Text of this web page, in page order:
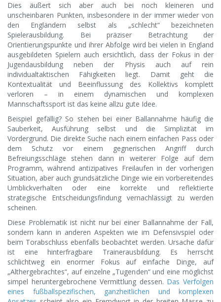
Dies äußert sich aber auch bei noch kleineren und
unscheinbaren Punkten, insbesondere in der immer wieder von
den Engländern selbst als „schlecht“ bezeichneten
Spielerausbildung. Bei präziser Betrachtung der
Orientierungspunkte und ihrer Abfolge wird bei vielen in England
ausgebildeten Spielern auch ersichtlich, dass der Fokus in der
Jugendausbildung neben der Physis auch auf rein
individualtaktischen Fähigkeiten liegt. Damit geht die
Kontextualität und Beeinflussung des Kollektivs komplett
verloren – in einem dynamischen und komplexen
Mannschaftssport ist das keine allzu gute Idee.
Beispiel gefällig? So stehen bei einer Ballannahme häufig die
Sauberkeit, Ausführung selbst und die Simplizität im
Vordergrund. Die direkte Suche nach einem einfachen Pass oder
dem Schutz vor einem gegnerischen Angriff durch
Befreiungsschläge stehen dann in weiterer Folge auf dem
Programm, während antizipatives Freilaufen in der vorherigen
Situation, aber auch grundsätzliche Dinge wie ein vorbereitendes
Umblickverhalten oder eine korrekte und reflektierte
strategische Entscheidungsfindung vernachlässigt zu werden
scheinen.
Diese Problematik ist nicht nur bei einer Ballannahme der Fall,
sondern kann in anderen Aspekten wie im Defensivspiel oder
beim Torabschluss ebenfalls beobachtet werden. Ursache dafür
ist eine hinterfragbare Trainerausbildung. Es herrscht
schlichtweg ein enormer Fokus auf einfache Dinge, auf
„Althergebrachtes“, auf einzelne „Tugenden“ und eine möglichst
simpel heruntergebrochene Vermittlung dessen. Das Verfolgen
eines fußballspezifischen, ganzheitlichen und komplexen